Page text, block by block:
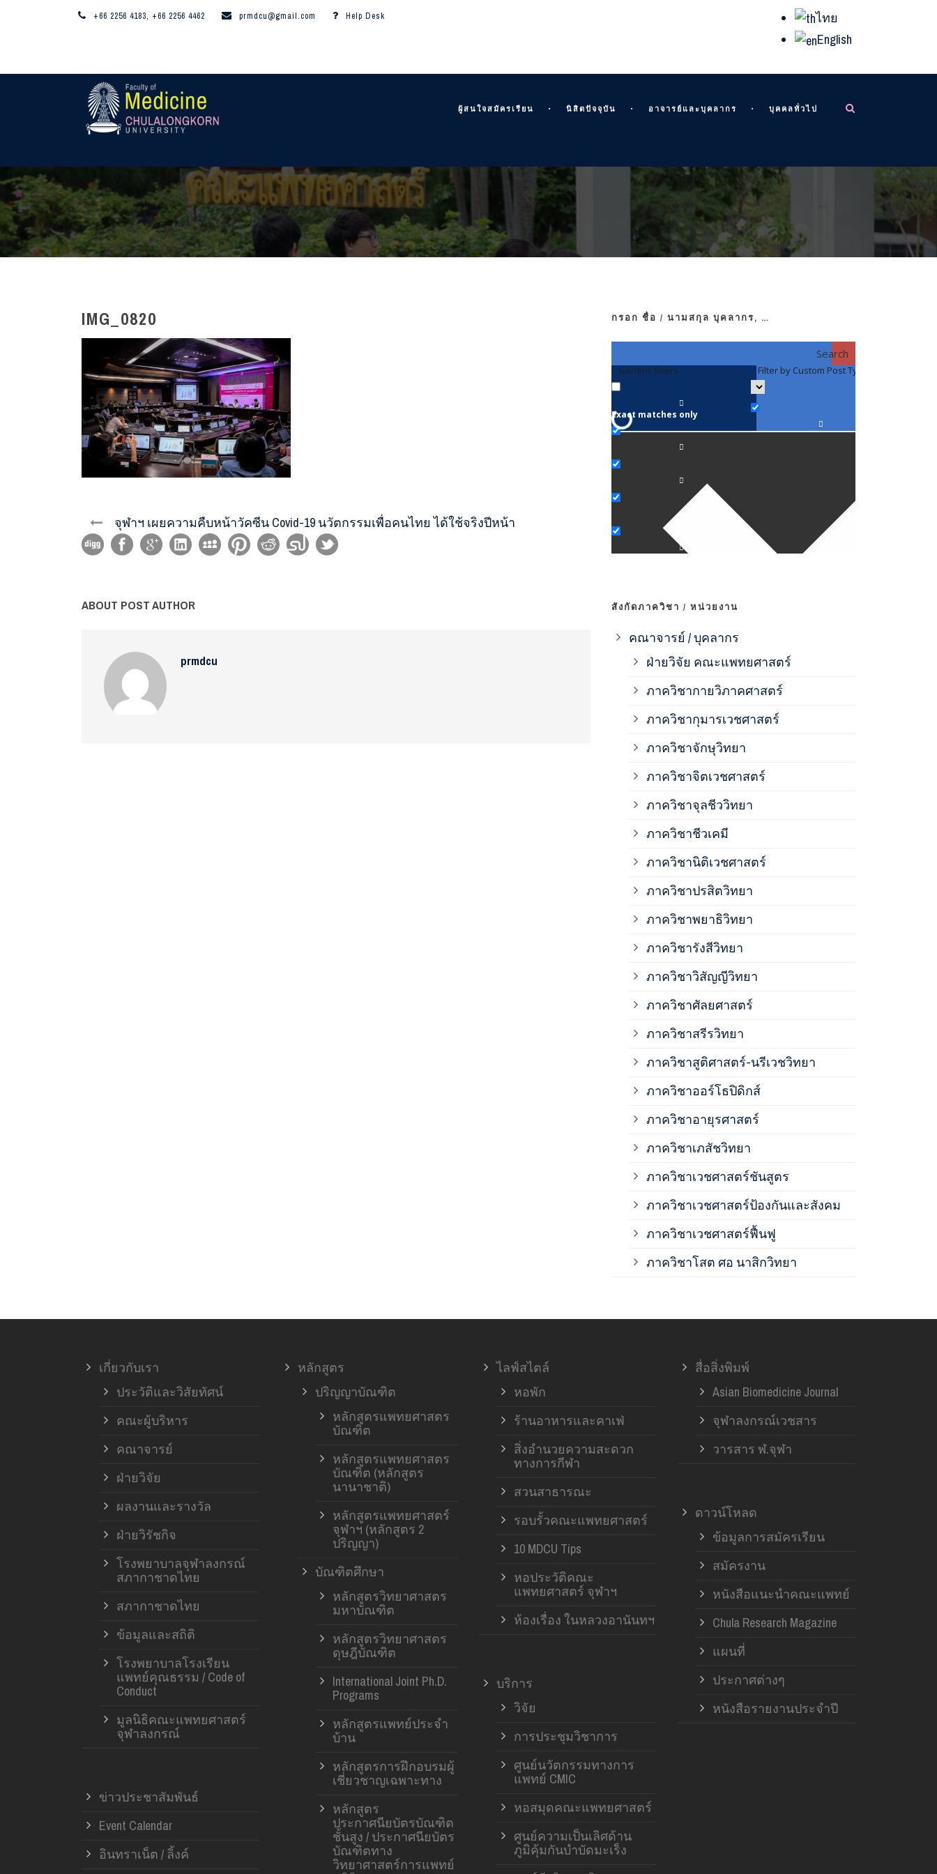
+66 2256 4183, +66 2256 4462 prmdcu@gmail.com Help Desk
ไทย
English
ผู้สนใจสมัครเรียน นิสิตปัจจุบัน อาจารย์และบุคลากร บุคคลทั่วไป
IMG_0820
จุฬาฯ เผยความคืบหน้าวัคซีน Covid-19 นวัตกรรมเพื่อคนไทย ได้ใช้จริงปีหน้า
ABOUT POST AUTHOR
prmdcu
กรอก ชื่อ / นามสกุล บุคลากร, …
Search
Generic filters
Exact matches only
Filter by Custom Post Type
สังกัดภาควิชา / หน่วยงาน
คณาจารย์ / บุคลากร
ฝ่ายวิจัย คณะแพทยศาสตร์
ภาควิชากายวิภาคศาสตร์
ภาควิชากุมารเวชศาสตร์
ภาควิชาจักษุวิทยา
ภาควิชาจิตเวชศาสตร์
ภาควิชาจุลชีววิทยา
ภาควิชาชีวเคมี
ภาควิชานิติเวชศาสตร์
ภาควิชาปรสิตวิทยา
ภาควิชาพยาธิวิทยา
ภาควิชารังสีวิทยา
ภาควิชาวิสัญญีวิทยา
ภาควิชาศัลยศาสตร์
ภาควิชาสรีรวิทยา
ภาควิชาสูติศาสตร์-นรีเวชวิทยา
ภาควิชาออร์โธปิดิกส์
ภาควิชาอายุรศาสตร์
ภาควิชาเภสัชวิทยา
ภาควิชาเวชศาสตร์ชันสูตร
ภาควิชาเวชศาสตร์ป้องกันและสังคม
ภาควิชาเวชศาสตร์ฟื้นฟู
ภาควิชาโสต ศอ นาสิกวิทยา
เกี่ยวกับเรา
ประวัติและวิสัยทัศน์
คณะผู้บริหาร
คณาจารย์
ฝ่ายวิจัย
ผลงานและรางวัล
ฝ่ายวิรัชกิจ
โรงพยาบาลจุฬาลงกรณ์
สภากาชาดไทย
สภากาชาดไทย
ข้อมูลและสถิติ
โรงพยาบาลโรงเรียน
แพทย์คุณธรรม / Code of
Conduct
มูลนิธิคณะแพทยศาสตร์
จุฬาลงกรณ์
ข่าวประชาสัมพันธ์
Event Calendar
อินทราเน็ต / ลิ้งค์
หลักสูตร
ปริญญาบัณฑิต
หลักสูตรแพทยศาสตร
บัณฑิต
หลักสูตรแพทยศาสตร
บัณฑิต (หลักสูตร
นานาชาติ)
หลักสูตรแพทยศาสตร์
จุฬาฯ (หลักสูตร 2
ปริญญา)
บัณฑิตศึกษา
หลักสูตรวิทยาศาสตร
มหาบัณฑิต
หลักสูตรวิทยาศาสตร
ดุษฎีบัณฑิต
International Joint Ph.D.
Programs
หลักสูตรแพทย์ประจำ
บ้าน
หลักสูตรการฝึกอบรมผู้
เชี่ยวชาญเฉพาะทาง
หลักสูตร
ประกาศนียบัตรบัณฑิต
ชั้นสูง / ประกาศนียบัตร
บัณฑิตทาง
วิทยาศาสตร์การแพทย์
ไลฟ์สไตล์
หอพัก
ร้านอาหารและคาเฟ่
สิ่งอำนวยความสะดวก
ทางการกีฬา
สวนสาธารณะ
รอบรั้วคณะแพทยศาสตร์
10 MDCU Tips
หอประวัติคณะ
แพทยศาสตร์ จุฬาฯ
ห้องเรื่อง ในหลวงอานันทฯ
บริการ
วิจัย
การประชุมวิชาการ
ศูนย์นวัตกรรมทางการ
แพทย์ CMIC
หอสมุดคณะแพทยศาสตร์
ศูนย์ความเป็นเลิศด้าน
ภูมิคุ้มกันบำบัดมะเร็ง
สื่อสิ่งพิมพ์
Asian Biomedicine Journal
จุฬาลงกรณ์เวชสาร
วารสาร ฬ.จุฬา
ดาวน์โหลด
ข้อมูลการสมัครเรียน
สมัครงาน
หนังสือแนะนำคณะแพทย์
Chula Research Magazine
แผนที่
ประกาศต่างๆ
หนังสือรายงานประจำปี